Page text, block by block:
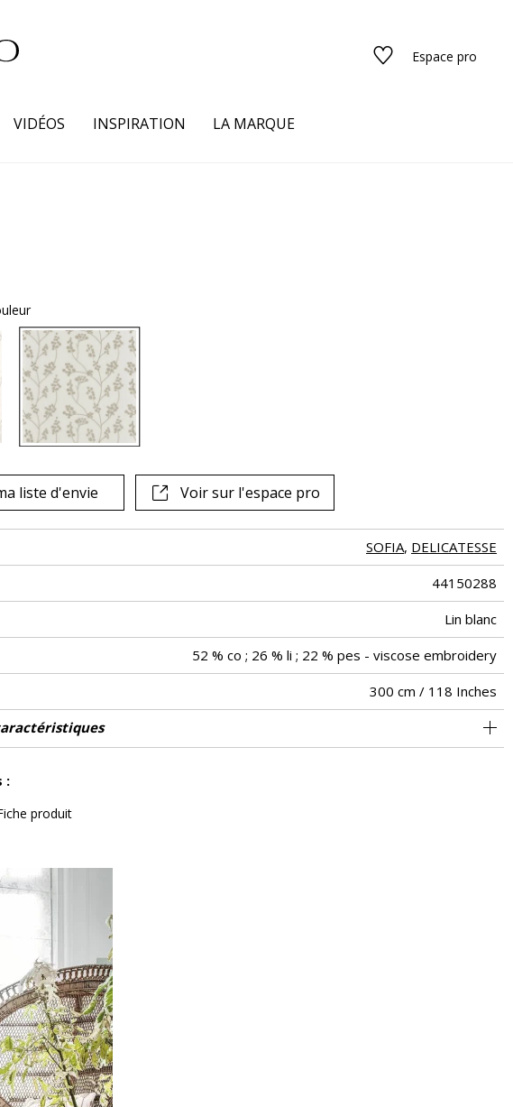
Espace pro
Jaune
Marron
Multicouleurs
Noir
Rose
Rouge
Violet
VIDÉOS INSPIRATION LA MARQUE
liste d'envie Voir sur l'espace pro
SOFIA, DELICATESSE
44150288
Lin blanc
52 % co ; 26 % li ; 22 % pes - viscose embroidery
300 cm / 118 Inches
<4%
Raccord droit
De haut
180
Inde
34 cm / 13 Inches
24 cm / 9 Inches
:
produit